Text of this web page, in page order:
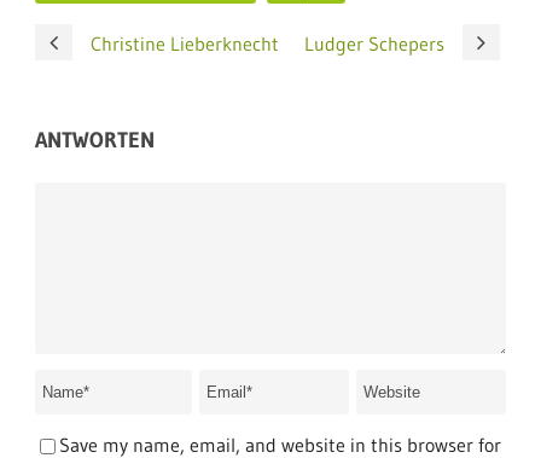
Christine Lieberknecht Ludger Schepers
ANTWORTEN
Save my name, email, and website in this browser for